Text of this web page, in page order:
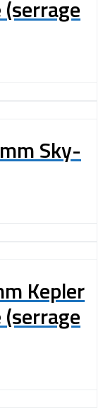
Sky-
Kepler